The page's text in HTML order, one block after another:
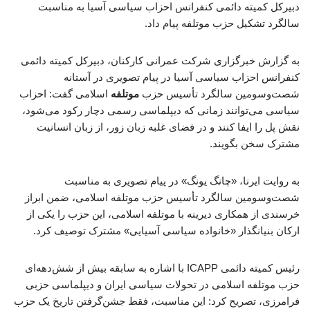
دبیرکل کمیته دائمی کنفرانس احزاب سیاسی آسیا به مناسبت
سالگرد تشکیل حزب موتلفه پیام داد.
به گزارش خبرگزاری شرکت عمرانی کارکنان، دبیرکل کمیته دائمی
کنفرانس احزاب سیاسی آسیا در پیام تصویری در آستانه
شصت‌وسومین سالگرد تأسیس حزب موتلفه اسلامی گفت: احزاب
سیاسی می‌توانند زمانی که دیپلماسی رسمی دچار رکود می‌شود،
نقش پل را ایفا کنند و در فضای غلبه زبان زور، از زبان انسانیت
مشترک سخن بگویند.
به روایت ایرنا، «چانگ یونگ» در پیام تصویری به مناسبت
شصت‌وسومین سالگرد تأسیس حزب موتلفه اسلامی، ضمن ابراز
خرسندی از همکاری دیرینه با موتلفه اسلامی، این حزب را یکی از
ارکان بنیانگذار «خانواده سیاسی آسیایی» مشترک توصیف کرد.
رئیس کمیته دائمی ICAPP با اشاره به سابقه بیش از شش‌دهه‌ای
حزب موتلفه اسلامی در تحولات سیاسی ایران و دیپلماسی حزبی
فرامرزی، تصریح کرد: این مناسبت، فقط جشن‌گرفتن تاریخ یک حزب